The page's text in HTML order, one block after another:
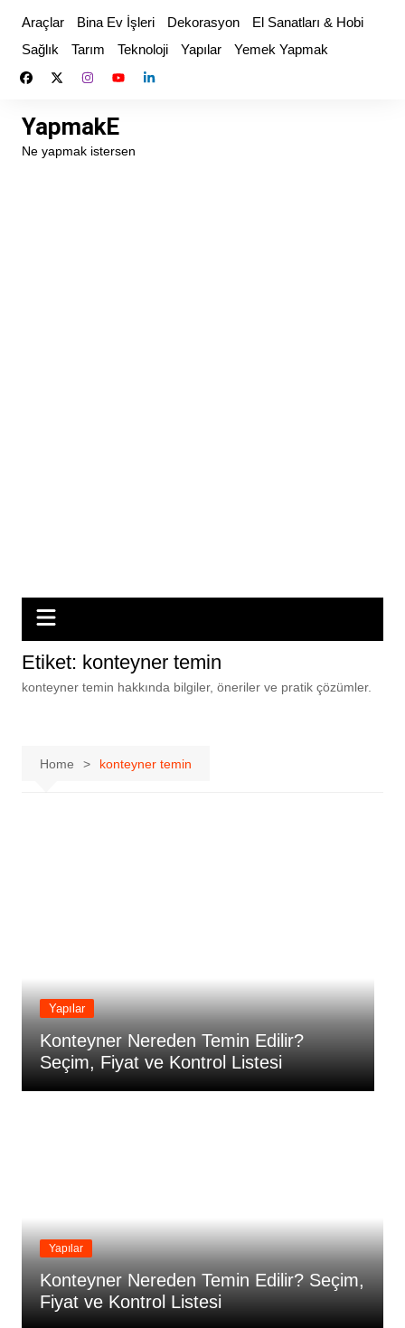
content
Araçlar Bina Ev İşleri Dekorasyon
El Sanatları & Hobi
Sağlık
Tarım Teknoloji Yapılar Yemek Yapmak
YapmakE
Ne yapmak istersen
Etiket: konteyner temin
konteyner temin hakkında bilgiler, öneriler ve pratik çözümler.
Home konteyner temin
Yapılar
Konteyner Nereden Temin Edilir?
Seçim, Fiyat ve Kontrol Listesi
Yapılar
Konteyner Nereden Temin Edilir? Seçim,
Fiyat ve Kontrol Listesi